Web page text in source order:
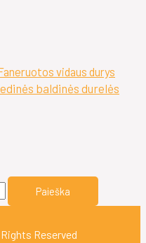
vidaus durys
baldinės durelės
Rights Reserved